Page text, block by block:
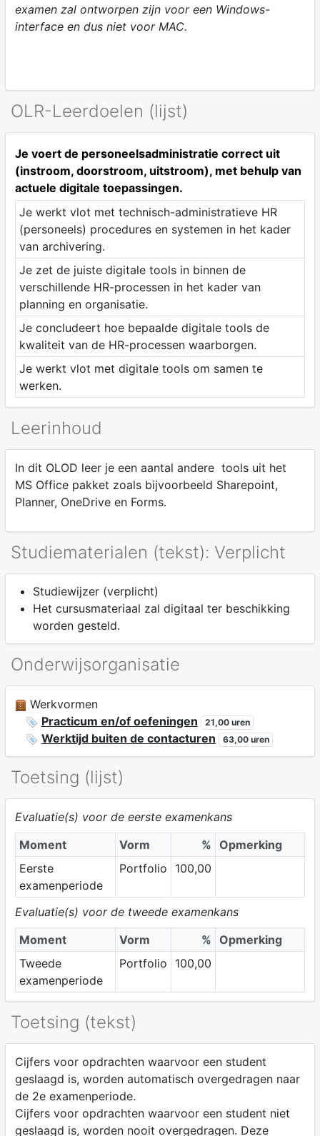
examen zal ontworpen zijn voor een Windows-
interface en dus niet voor MAC.
OLR-Leerdoelen (lijst)
Je voert de personeelsadministratie correct uit
(instroom, doorstroom, uitstroom), met behulp van
actuele digitale toepassingen.
Je werkt vlot met technisch-administratieve HR
(personeels) procedures en systemen in het kader
van archivering.
Je zet de juiste digitale tools in binnen de
verschillende HR-processen in het kader van
planning en organisatie.
Je concludeert hoe bepaalde digitale tools de
kwaliteit van de HR-processen waarborgen.
Je werkt vlot met digitale tools om samen te
werken.
Leerinhoud
In dit OLOD leer je een aantal andere tools uit het
MS Office pakket zoals bijvoorbeeld Sharepoint,
Planner, OneDrive en Forms.
Studiematerialen (tekst): Verplicht
Studiewijzer (verplicht)
Het cursusmateriaal zal digitaal ter beschikking
worden gesteld.
Onderwijsorganisatie
Werkvormen
Practicum en/of oefeningen
21,00 uren
Werktijd buiten de contacturen 63,00 uren
Toetsing (lijst)
Evaluatie(s) voor de eerste examenkans
Moment
Vorm % Opmerking
Eerste
examenperiode
Portfolio 100,00
Evaluatie(s) voor de tweede examenkans
Moment
Vorm % Opmerking
Tweede
examenperiode
Portfolio 100,00
Toetsing (tekst)
Cijfers voor opdrachten waarvoor een student
geslaagd is, worden automatisch overgedragen naar
de 2e examenperiode.
Cijfers voor opdrachten waarvoor een student niet
geslaagd is, worden nooit overgedragen. Deze